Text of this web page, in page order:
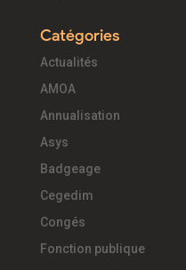
Catégories
Actualités
AMOA
Annualisation
Asys
Badgeage
Cegedim
Congés
Fonction publique